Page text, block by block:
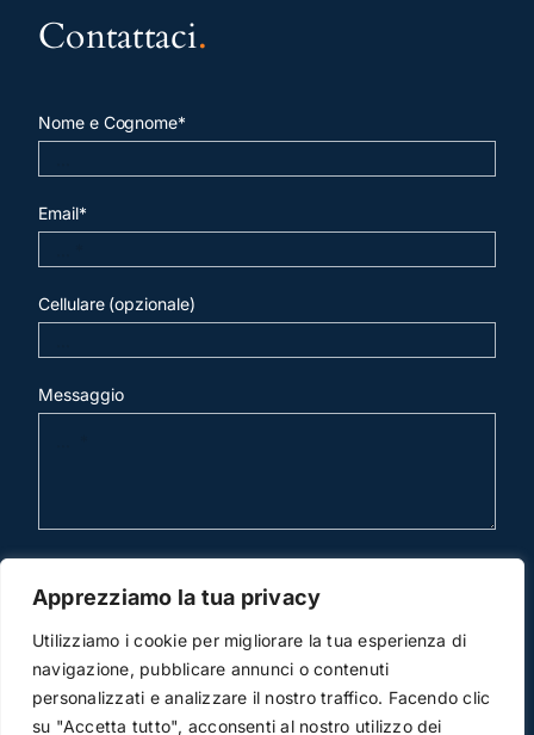
Apprezziamo la tua privacy
Utilizziamo i cookie per migliorare la tua esperienza di
navigazione, pubblicare annunci o contenuti
personalizzati e analizzare il nostro traffico. Facendo clic
su "Accetta tutto", acconsenti al nostro utilizzo dei
Contattaci.
Nome e Cognome*
Email*
Cellulare (opzionale)
Messaggio
invia mail